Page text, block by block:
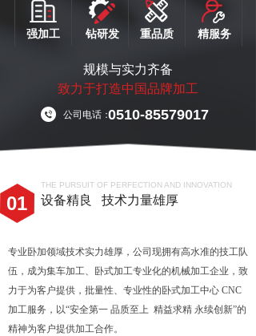
0510-85579017
公司电话：
规模与实力齐备
致力于打造中国品牌加工
强加工 钻研发 重品质 精服务
THE PURSUIT OF PERFECTION AND INNOVATION
设备精良 技术力量雄厚
01
专业卧加领域技术实力雄厚，公司现拥有高水准的技工队
伍，成为集车加工、卧式加工专业化的机械加工企业，致
力于为客户提供，批量性、专业性的卧式加工中心 CNC
加工服务，以“安全第一 品质至上 精益求精 永续创新”的
精神为客户提供加工合作。